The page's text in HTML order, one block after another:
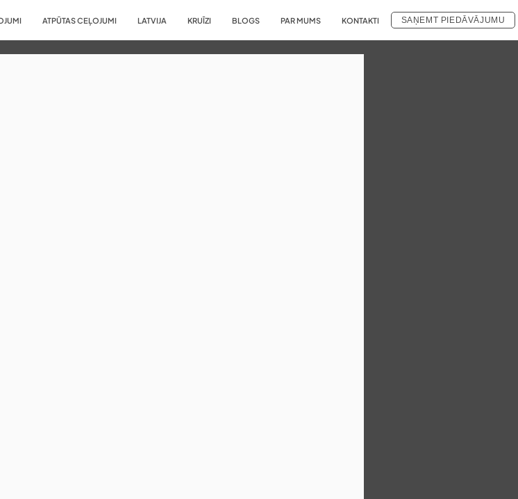
ATPŪTAS CEĻOJUMI LATVIJA KRUĪZI BLOGS PAR MUMS KONTAKTI SAŅEMT PIEDĀVĀJUMU